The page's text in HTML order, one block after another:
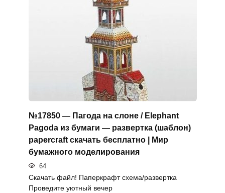
№17850 — Пагода на слоне / Elephant
Pagoda из бумаги — развертка (шаблон)
papercraft скачать бесплатно | Мир
бумажного моделирования
64
Скачать файл! Паперкрафт схема/развертка
Проведите уютный вечер